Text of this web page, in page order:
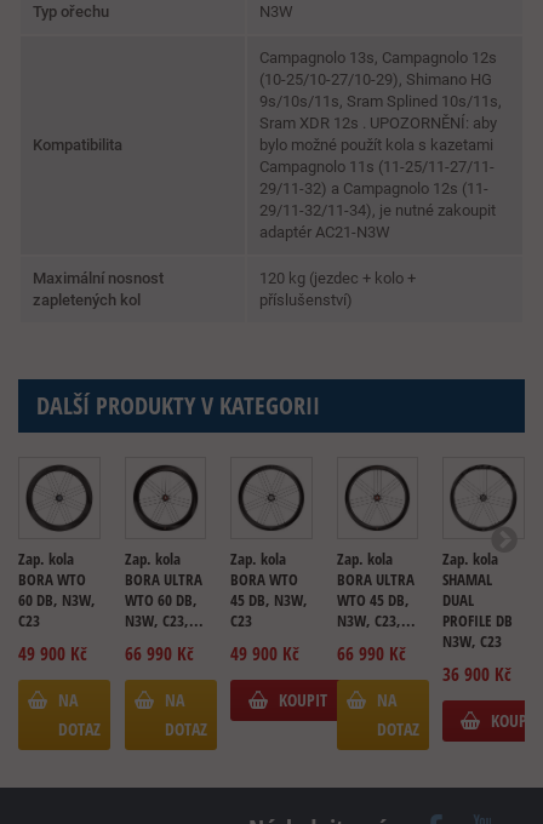
Typ ořechu N3W
Kompatibilita
Campagnolo 13s, Campagnolo 12s
(10-25/10-27/10-29), Shimano HG
9s/10s/11s, Sram Splined 10s/11s,
Sram XDR 12s . UPOZORNĚNÍ: aby
bylo možné použít kola s kazetami
Campagnolo 11s (11-25/11-27/11-
29/11-32) a Campagnolo 12s (11-
29/11-32/11-34), je nutné zakoupit
adaptér AC21-N3W
Maximální nosnost
zapletených kol
120 kg (jezdec + kolo +
příslušenství)
DALŠÍ PRODUKTY V KATEGORII
Zap. kola
BORA WTO
60 DB, N3W,
C23
49 900 Kč
NA
DOTAZ
Zap. kola
BORA ULTRA
WTO 60 DB,
N3W, C23,...
66 990 Kč
NA
DOTAZ
Zap. kola
BORA WTO
45 DB, N3W,
C23
49 900 Kč
KOUPIT
Zap. kola
BORA ULTRA
WTO 45 DB,
N3W, C23,...
66 990 Kč
NA
DOTAZ
Zap. kola
SHAMAL
DUAL
PROFILE DB
N3W, C23
36 900 Kč
KOUPIT